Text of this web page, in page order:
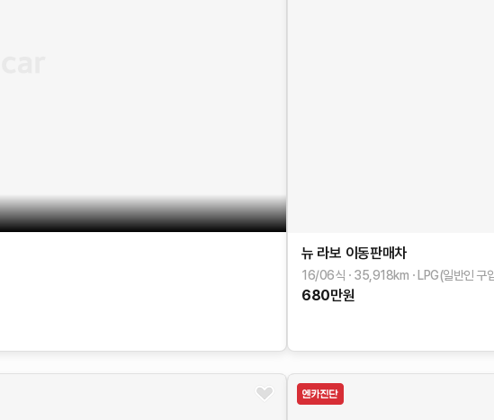
뉴 라보 이동판매차
16/06식 35,918km LPG(일반인 구
680만원